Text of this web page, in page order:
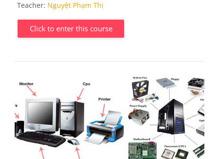
Teacher: Nguyệt Phạm Thị
Click to enter this course